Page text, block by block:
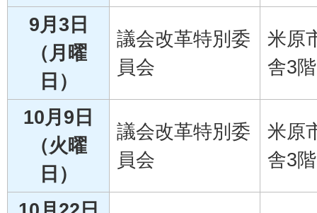
9月3日
（月曜
日）
議会改革特別委
員会
米原
舎3
10月9日
（火曜
日）
議会改革特別委
員会
米原
舎3